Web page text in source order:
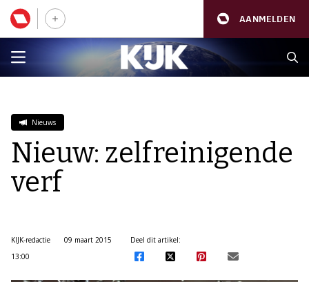
AANMELDEN
Nieuws
Nieuw: zelfreinigende
verf
KIJK-redactie
09 maart 2015
13:00
Deel dit artikel: